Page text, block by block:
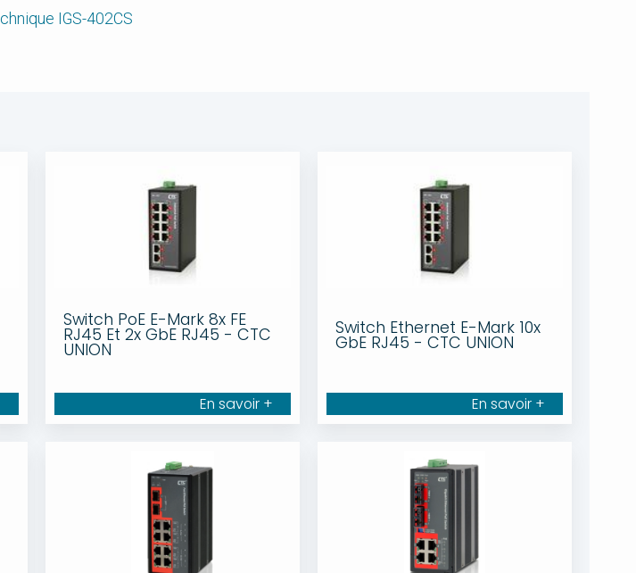
IGS-402CS
Switch PoE E-Mark 8x FE
RJ45 Et 2x GbE RJ45 - CTC
UNION
En savoir +
Switch Ethernet E-Mark 10x
GbE RJ45 - CTC UNION
En savoir +